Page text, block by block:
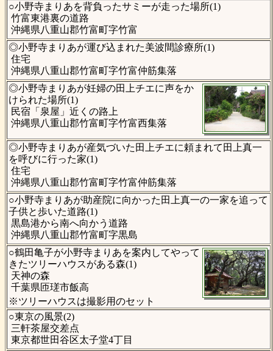
○小野寺まりあを背負ったサミーが走った場所(1)
竹富東港裏の道路
沖縄県八重山郡竹富町字竹富
◎小野寺まりあが運び込まれた美波間診療所(1)
住宅
沖縄県八重山郡竹富町字竹富仲筋集落
◎小野寺まりあが妊婦の田上チエに声をか
けられた場所(1)
民宿「泉屋」近くの路上
沖縄県八重山郡竹富町字竹富西集落
◎小野寺まりあが産気づいた田上チエに頼まれて田上真一
を呼びに行った家(1)
住宅
沖縄県八重山郡竹富町字竹富仲筋集落
○小野寺まりあが助産院に向かった田上真一の一家を追って
子供と歩いた道路(1)
黒島港から南へ向かう道路
沖縄県八重山郡竹富町字黒島
○鶴田亀子が小野寺まりあを案内してやって
きたツリーハウスがある森(1)
天神の森
千葉県匝瑳市飯高
※ツリーハウスは撮影用のセット
○東京の風景(2)
三軒茶屋交差点
東京都世田谷区太子堂4丁目